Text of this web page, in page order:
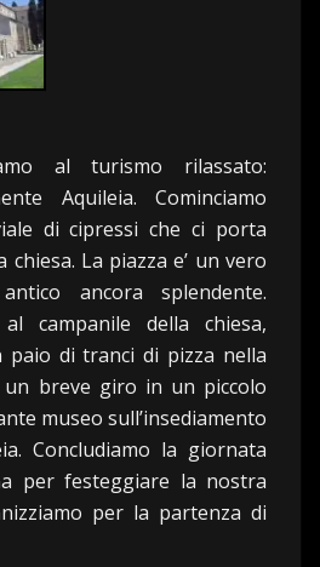
al turismo rilassato:
Aquileia. Cominciamo
di cipressi che ci porta
chiesa. La piazza e’ un vero
ancora splendente.
campanile della chiesa,
paio di tranci di pizza nella
un breve giro in un piccolo
museo sull’insediamento
Concludiamo la giornata
per festeggiare la nostra
per la partenza di